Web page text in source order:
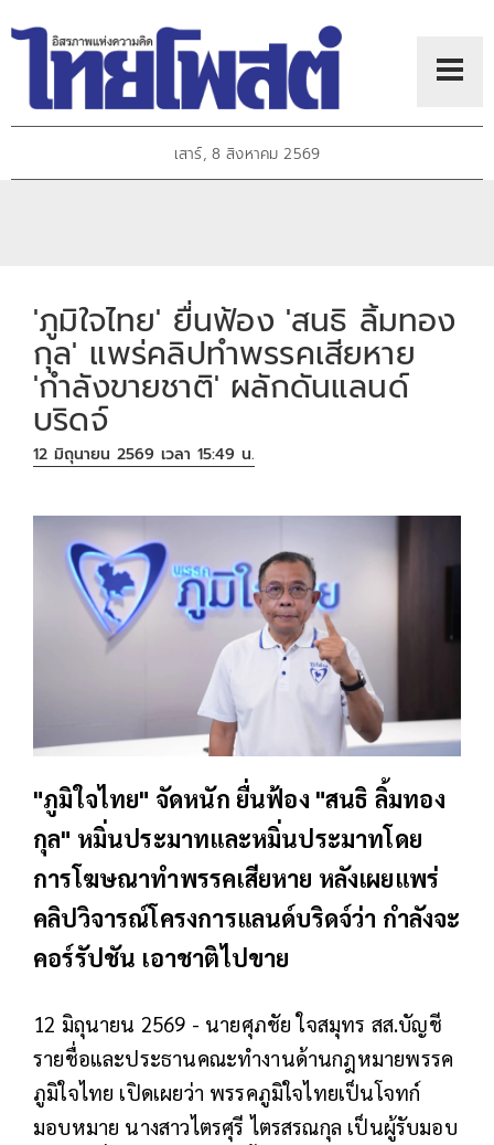
เสาร์, 8 สิงหาคม 2569
'ภูมิใจไทย' ยื่นฟ้อง 'สนธิ ลิ้มทอง
กุล' แพร่คลิปทำพรรคเสียหาย
'กำลังขายชาติ' ผลักดันแลนด์
บริดจ์
12 มิถุนายน 2569 เวลา 15:49 น.
"ภูมิใจไทย" จัดหนัก ยื่นฟ้อง "สนธิ ลิ้มทอง
กุล" หมิ่นประมาทและหมิ่นประมาทโดย
การโฆษณาทำพรรคเสียหาย หลังเผยแพร่
คลิปวิจารณ์โครงการแลนด์บริดจ์ว่า กำลังจะ
คอร์รัปชัน เอาชาติไปขาย
12 มิถุนายน 2569 - นายศุภชัย ใจสมุทร สส.บัญชี
รายชื่อและประธานคณะทำงานด้านกฎหมายพรรค
ภูมิใจไทย เปิดเผยว่า พรรคภูมิใจไทยเป็นโจทก์
มอบหมาย นางสาวไตรศุรี ไตรสรณกุล เป็นผู้รับมอบ